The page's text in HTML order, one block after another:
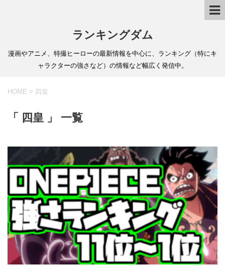
ランキングダム
漫画やアニメ、特撮ヒーローの最新情報を中心に、ランキング（特にキ
ャラクターの強さなど）の情報など幅広く発信中。
HOME > 四皇
「 四皇 」 一覧